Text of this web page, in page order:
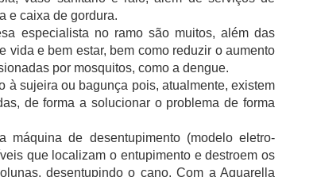
e caixa de gordura.
especialista no ramo são muitos, além das
e bem estar, bem como reduzir o aumento
por mosquitos, como a dengue.
à sujeira ou bagunça pois, atualmente, existem
de forma a solucionar o problema de forma
máquina de desentupimento (modelo eletro-
que localizam o entupimento e destroem os
desentupindo o cano. Com a Aquarella